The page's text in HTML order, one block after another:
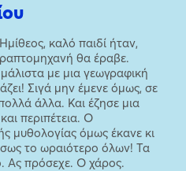
καλό παιδί ήταν,
θα έραβε.
με μια γεωγραφική
Σιγά μην έμενε όμως, σε
άλλα. Και έζησε μια
περιπέτεια. Ο
μυθολογίας όμως έκανε κι
το ωραιότερο όλων! Τα
Ας πρόσεχε. Ο χάρος.